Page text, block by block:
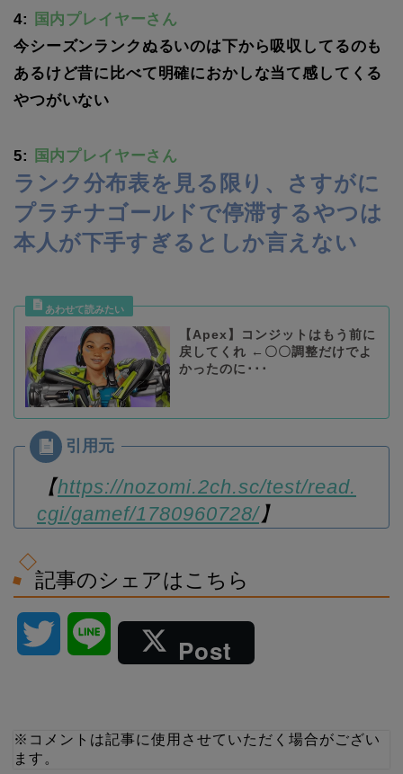
4:
国内プレイヤーさん
今シーズンランクぬるいのは下から吸収してるのも
あるけど昔に比べて明確におかしな当て感してくる
やつがいない
5: 国内プレイヤーさん
ランク分布表を見る限り、さすがに
プラチナゴールドで停滞するやつは
本人が下手すぎるとしか言えない
【Apex】コンジットはもう前に
戻してくれ ←〇〇調整だけでよ
かったのに･･･
【https://nozomi.2ch.sc/test/read.
cgi/gamef/1780960728/】
記事のシェアはこちら
Post
※コメントは記事に使用させていただく場合がござい
ます。